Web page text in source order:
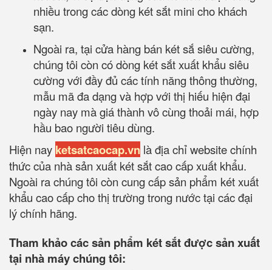
nhiều trong các dòng két sắt mini cho khách
sạn.
Ngoài ra, tại cửa hàng bán két sắ siêu cường,
chúng tôi còn có dòng két sắt xuất khẩu siêu
cường với đầy đủ các tính năng thông thường,
mẫu mã đa dạng và hợp với thị hiếu hiện đại
ngày nay mà giá thành vô cùng thoải mái, hợp
hầu bao người tiêu dùng.
Hiện nay ketsatcaocap.vn là địa chỉ website chính
thức của nhà sản xuất két sắt cao cấp xuất khẩu.
Ngoài ra chúng tôi còn cung cấp sản phẩm két xuất
khẩu cao cấp cho thị trường trong nước tại các đại
lý chính hãng.
Tham khảo các sản phẩm két sắt được sản xuất
tại nhà máy chúng tôi: